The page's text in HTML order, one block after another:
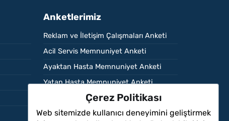
Anketlerimiz
Reklam ve İletişim Çalışmaları Anketi
Acil Servis Memnuniyet Anketi
Ayaktan Hasta Memnuniyet Anketi
Yatan Hasta Memnuniyet Anketi
Çalışan Memnuniyet Anketi
Çerez Politikası
Web sitemizde kullanıcı deneyimini geliştirmek